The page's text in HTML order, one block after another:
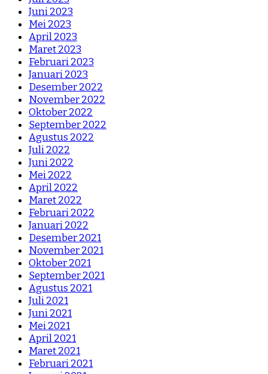
Juni 2023
Mei 2023
April 2023
Maret 2023
Februari 2023
Januari 2023
Desember 2022
November 2022
Oktober 2022
September 2022
Agustus 2022
Juli 2022
Juni 2022
Mei 2022
April 2022
Maret 2022
Februari 2022
Januari 2022
Desember 2021
November 2021
Oktober 2021
September 2021
Agustus 2021
Juli 2021
Juni 2021
Mei 2021
April 2021
Maret 2021
Februari 2021